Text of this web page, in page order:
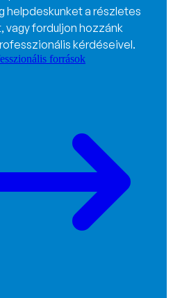
helpdeskunket a részletes
vagy forduljon hozzánk
kérdéseivel.
források